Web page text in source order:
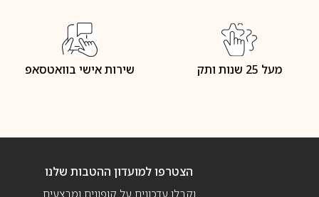
מעל 25 שנות ותק שירות אישי בוואטסאפ
הצטרפו למועדון ההטבות שלנו
וקבלו עדכונים על קופונים ומבצעים